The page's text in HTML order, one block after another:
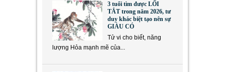
3 tuổi tìm được LỐI
TẮT trong năm 2026, tư
duy khác biệt tạo nên sự
GIÀU CÓ
Tử vi cho biết, năng
lượng Hỏa mạnh mẽ của...